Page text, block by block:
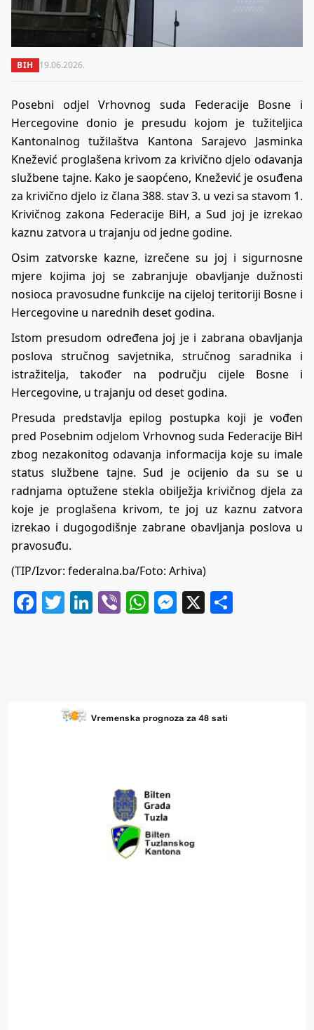
BIH 19.06.2026.
Posebni odjel Vrhovnog suda Federacije Bosne i
Hercegovine donio je presudu kojom je tužiteljica
Kantonalnog tužilaštva Kantona Sarajevo Jasminka
Knežević proglašena krivom za krivično djelo odavanja
službene tajne. Kako je saopćeno, Knežević je osuđena
za krivično djelo iz člana 388. stav 3. u vezi sa stavom 1.
Krivičnog zakona Federacije BiH, a Sud joj je izrekao
kaznu zatvora u trajanju od jedne godine.
Osim zatvorske kazne, izrečene su joj i sigurnosne
mjere kojima joj se zabranjuje obavljanje dužnosti
nosioca pravosudne funkcije na cijeloj teritoriji Bosne i
Hercegovine u narednih deset godina.
Istom presudom određena joj je i zabrana obavljanja
poslova stručnog savjetnika, stručnog saradnika i
istražitelja, također na području cijele Bosne i
Hercegovine, u trajanju od deset godina.
Presuda predstavlja epilog postupka koji je vođen
pred Posebnim odjelom Vrhovnog suda Federacije BiH
zbog nezakonitog odavanja informacija koje su imale
status službene tajne. Sud je ocijenio da su se u
radnjama optužene stekla obilježja krivičnog djela za
koje je proglašena krivom, te joj uz kaznu zatvora
izrekao i dugogodišnje zabrane obavljanja poslova u
pravosuđu.
(TIP/Izvor: federalna.ba/Foto: Arhiva)
Facebook
Twitter
LinkedIn
ViberWhatsApp
Messenger
X